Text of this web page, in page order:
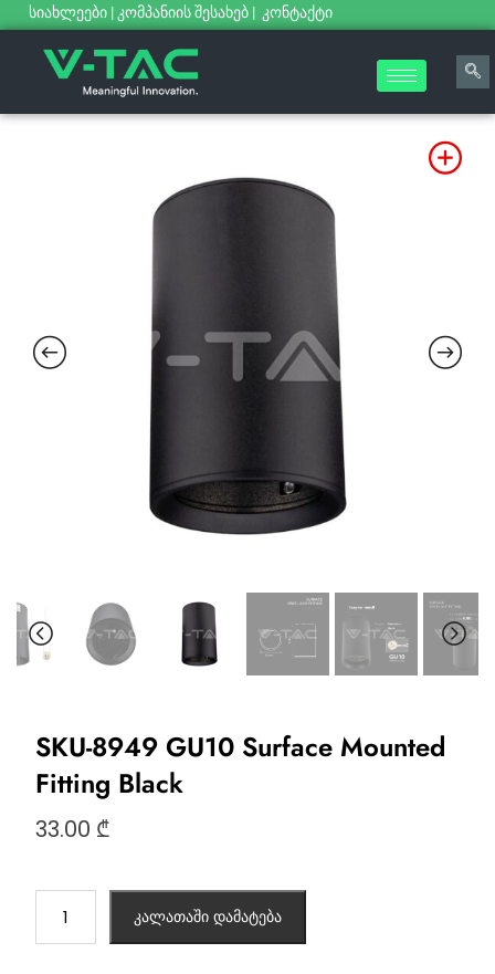
სიახლეები | კომპანიის შესახებ | კონტაქტი
SKU-8949 GU10 Surface Mounted
Fitting Black
33.00 ₾
კალათაში დამატება